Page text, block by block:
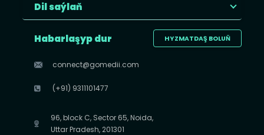
Dil saýlaň
HYZMATDAŞ BOLUŇ
Habarlaşyp dur
connect@gomedii.com
(+91) 9311101477
96, block C, Sector 65, Noida,
Uttar Pradesh, 201301